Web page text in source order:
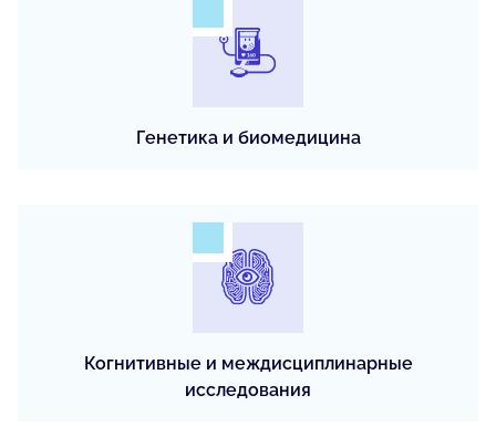
Генетика и биомедицина
Когнитивные и междисциплинарные
исследования